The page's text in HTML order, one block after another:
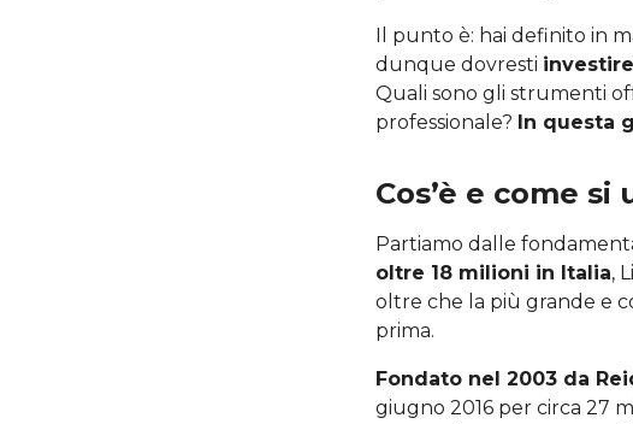
Il punto è: hai definito in
dunque dovresti
Quali sono gli strumenti
professionale? In questa
Cos’è e come si
Partiamo dalle
oltre 18 milioni in Italia,
oltre che la più grande e
prima.
Fondato nel 2003 da
giugno 2016 per circa 27